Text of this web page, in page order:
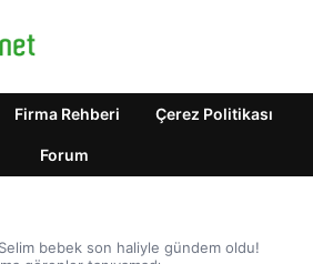
Firma Rehberi Çerez Politikası
Forum
bebek son haliyle gündem oldu!